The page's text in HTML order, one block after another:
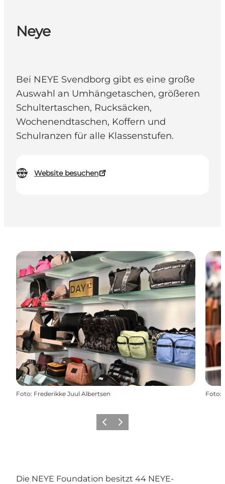
Neye
Bei NEYE Svendborg gibt es eine große
Auswahl an Umhängetaschen, größeren
Schultertaschen, Rucksäcken,
Wochenendtaschen, Koffern und
Schulranzen für alle Klassenstufen.
Website besuchen
Foto: Frederikke Juul Albertsen Foto:
Vorherige Folie
Nächste Folie
Die NEYE Foundation besitzt 44 NEYE-